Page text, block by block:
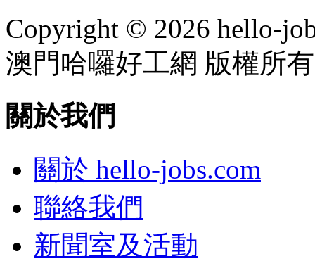
Copyright © 2026 hello-
澳門哈囉好工網 版權所有
關於我們
關於 hello-jobs.com
聯絡我們
新聞室及活動